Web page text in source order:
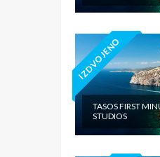
IZDVOJENO
TASOS FIRST
STUDIOS